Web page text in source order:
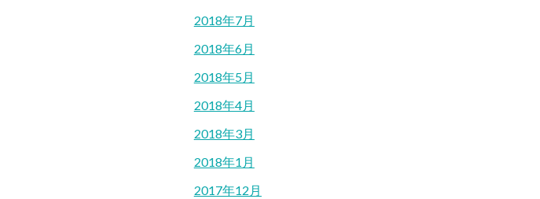
2018年7月
2018年6月
2018年5月
2018年4月
2018年3月
2018年1月
2017年12月